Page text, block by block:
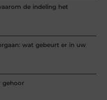
de indeling het
wat gebeurt er in uw
gehoor